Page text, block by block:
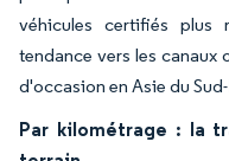
véhicules certifiés plus
tendance vers les canaux
d'occasion en Asie du
Par kilométrage : la